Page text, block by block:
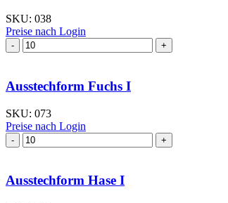
SKU: 038
Preise nach Login
Ausstechform Fuchs I
SKU: 073
Preise nach Login
Ausstechform Hase I